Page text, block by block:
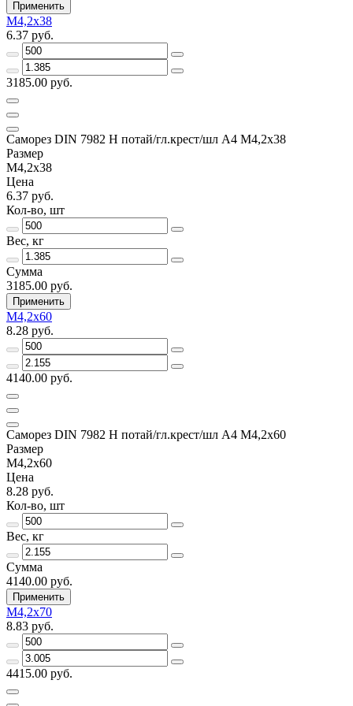
Применить
М4,2х38
6.37 руб.
3185.00 руб.
Саморез DIN 7982 H потай/гл.крест/шл А4 М4,2х38
Размер
М4,2х38
Цена
6.37 руб.
Кол-во, шт
Вес, кг
Сумма
3185.00 руб.
Применить
М4,2х60
8.28 руб.
4140.00 руб.
Саморез DIN 7982 H потай/гл.крест/шл А4 М4,2х60
Размер
М4,2х60
Цена
8.28 руб.
Кол-во, шт
Вес, кг
Сумма
4140.00 руб.
Применить
М4,2х70
8.83 руб.
4415.00 руб.